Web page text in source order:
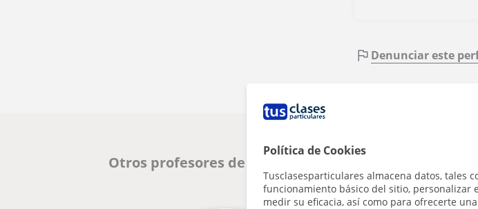
Política de Cookies
Tusclasesparticulares almacena datos, tales
funcionamiento básico del sitio, personalizar
medir su eficacia, así como para ofrecerte
Denunciar este
Otros profesores de FCE First Certificate in English